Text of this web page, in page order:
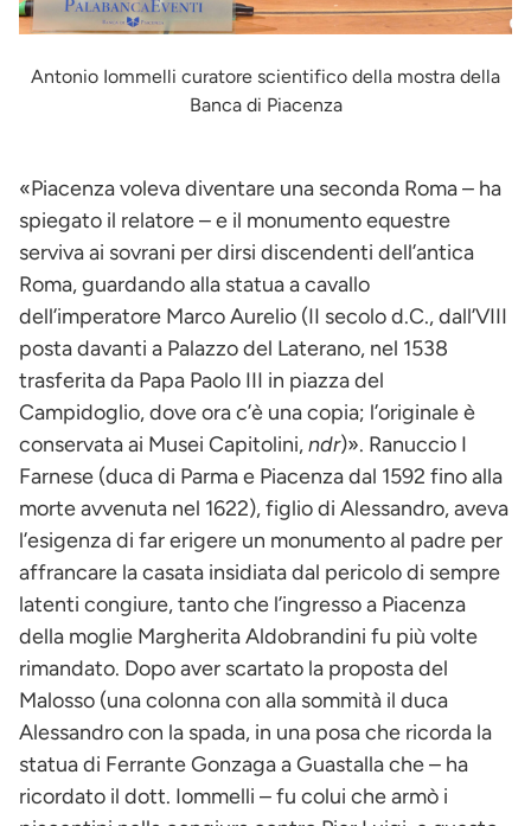
Antonio Iommelli curatore scientifico della mostra della
Banca di Piacenza
«Piacenza voleva diventare una seconda Roma – ha
spiegato il relatore – e il monumento equestre
serviva ai sovrani per dirsi discendenti dell’antica
Roma, guardando alla statua a cavallo
dell’imperatore Marco Aurelio (II secolo d.C., dall’VIII
posta davanti a Palazzo del Laterano, nel 1538
trasferita da Papa Paolo III in piazza del
Campidoglio, dove ora c’è una copia; l’originale è
conservata ai Musei Capitolini,ndr)». Ranuccio I
Farnese (duca di Parma e Piacenza dal 1592 fino alla
morte avvenuta nel 1622), figlio di Alessandro, aveva
l’esigenza di far erigere un monumento al padre per
affrancare la casata insidiata dal pericolo di sempre
latenti congiure, tanto che l’ingresso a Piacenza
della moglie Margherita Aldobrandini fu più volte
rimandato. Dopo aver scartato la proposta del
Malosso (una colonna con alla sommità il duca
Alessandro con la spada, in una posa che ricorda la
statua di Ferrante Gonzaga a Guastalla che – ha
ricordato il dott. Iommelli – fu colui che armò i